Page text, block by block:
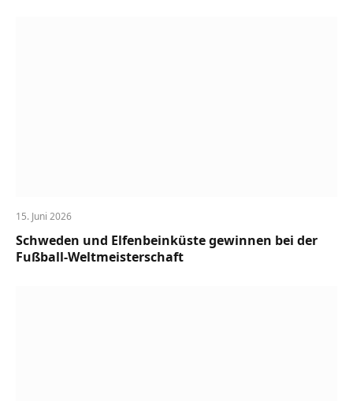
15. Juni 2026
Schweden und Elfenbeinküste gewinnen bei der
Fußball-Weltmeisterschaft